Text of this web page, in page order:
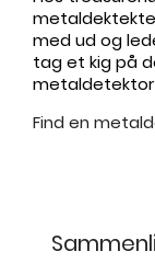
med ud og
tag et kig på
Find en